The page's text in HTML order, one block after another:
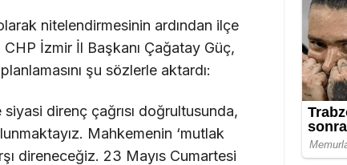
nitelendirmesinin ardından ilçe
İzmir İl Başkanı Çağatay Güç,
şu sözlerle aktardı:
siyasi direnç çağrısı doğrultusunda,
Mahkemenin ‘mutlak
direneceğiz. 23 Mayıs Cumartesi